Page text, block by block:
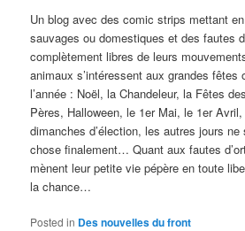
Un blog avec des comic strips mettant
sauvages ou domestiques et des fautes
complètement libres de leurs
animaux s’intéressent aux grandes fêtes
l’année : Noël, la Chandeleur, la Fêtes
Pères, Halloween, le 1er Mai, le 1er
dimanches d’élection, les autres jours
chose finalement… Quant aux fautes
mènent leur petite vie pépère en toute
la chance…
Posted in Des nouvelles du front